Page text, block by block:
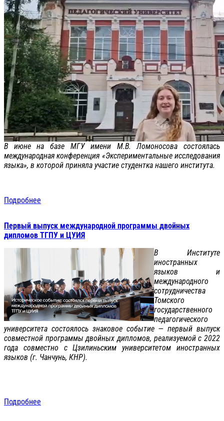
В июне на базе МГУ имени М.В. Ломоносова состоялась
международная конференция «Экспериментальные исследования
языка», в которой приняла участие студентка нашего института.
Подробнее
Первый выпуск международной программы двойных
дипломов ТГПУ и ЦУИЯ
В Институте
иностранных
языков и
международного
сотрудничества
Томского
государственного
педагогического
университета состоялось знаковое событие — первый выпуск
совместной программы двойных дипломов, реализуемой с 2022
года совместно с Цзилиньским университетом иностранных
языков (г. Чанчунь, КНР).
Подробнее